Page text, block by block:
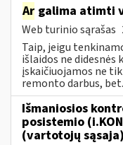
Ar galima atimti
Web turinio sąrašas
Taip, jeigu
išlaidos ne didesnės
įskaičiuojamos ne
remonto darbus,
Išmaniosios
posistemio
(vartotojų sąsaja)